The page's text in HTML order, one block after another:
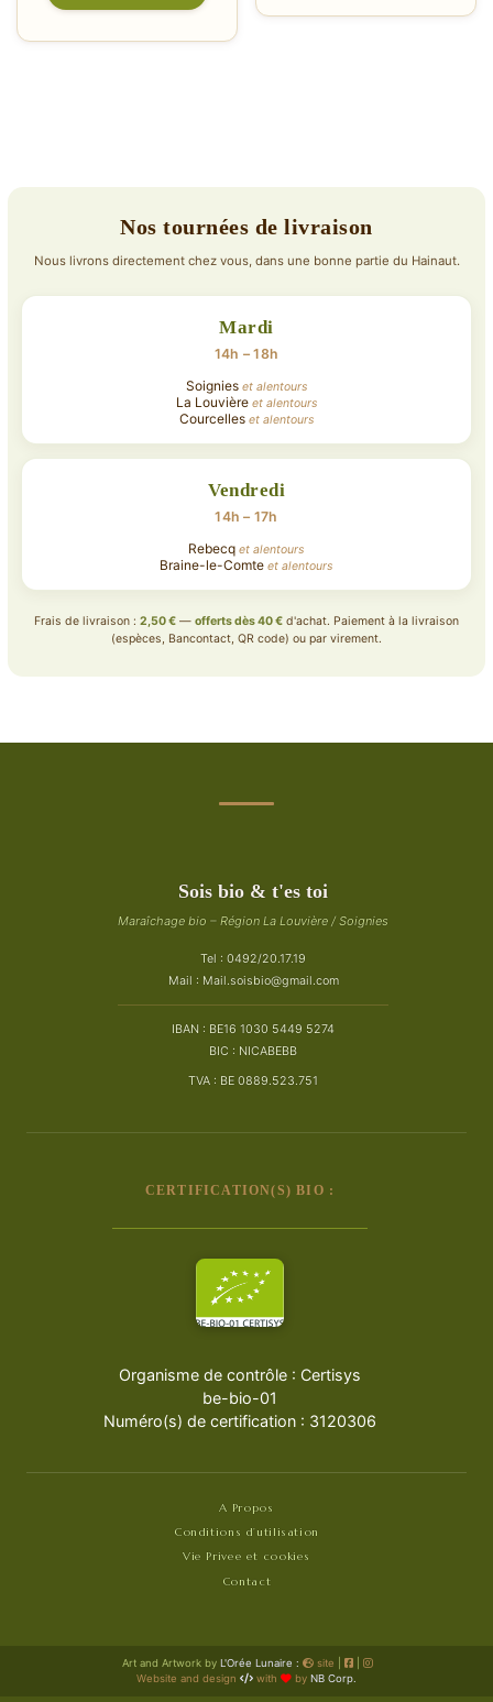
sur
Nos tournées de livraison
Nous livrons directement chez vous, dans une bonne partie du Hainaut.
Mardi
14h – 18h
Soignies et alentours
La Louvière et alentours
Courcelles et alentours
Vendredi
14h – 17h
Rebecq et alentours
Braine-le-Comte et alentours
Frais de livraison : 2,50 € — offerts dès 40 € d'achat. Paiement à la livraison
(espèces, Bancontact, QR code) ou par virement.
Sois bio & t'es toi
Maraîchage bio – Région La Louvière / Soignies
Tel : 0492/20.17.19
Mail : Mail.soisbio@gmail.com
IBAN : BE16 1030 5449 5274
BIC : NICABEBB
TVA : BE 0889.523.751
CERTIFICATION(S) BIO :
Organisme de contrôle : Certisys
be-bio-01
Numéro(s) de certification : 3120306
A Propos
Conditions d’utilisation
Vie Privee et cookies
Contact
Art and Artwork by L'Orée Lunaire : site
Website and design
with by NB Corp.